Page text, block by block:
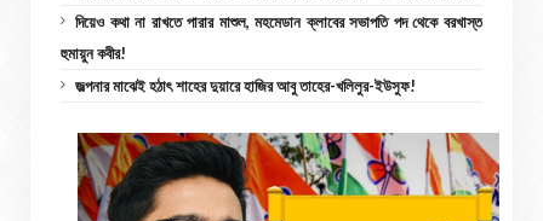
দিয়েও কথা না রাখতে পারার মাশুল, মহমেডান ক্লাবের সভাপতি পদ থেকে বরখাস্ত
হুমায়ুন কবীর!
জল্পনার মাঝেই হঠাৎ শাহের দুয়ারে হাজির আবু তাহের-খলিলুর-ইউসুফ!